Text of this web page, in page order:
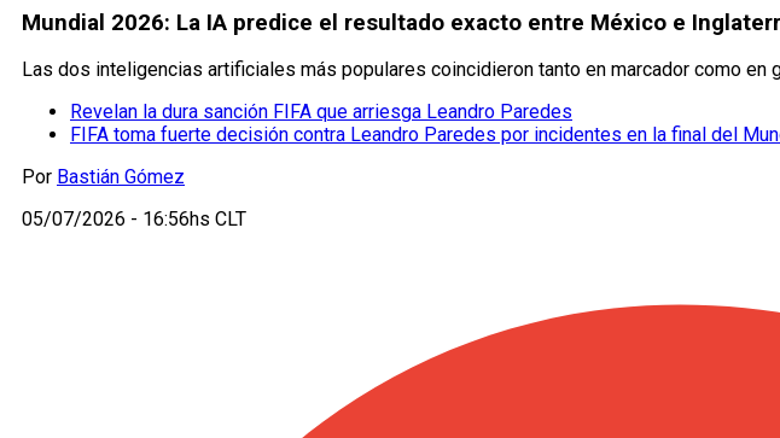
Mundial 2026: La IA predice el resultado exacto entre México e
Las dos inteligencias artificiales más populares coincidieron tanto en marcador como en
Revelan la dura sanción FIFA que arriesga Leandro Paredes
FIFA toma fuerte decisión contra Leandro Paredes por incidentes en la final del
Por Bastián Gómez
05/07/2026 - 16:56hs CLT